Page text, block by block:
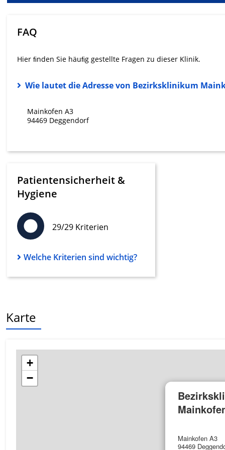
FAQ
Hier ﬁnden Sie häuﬁg gestellte Fragen zu dieser Klinik.
Wie lautet die Adresse von Bezirksklinikum
Mainkofen A3
94469 Deggendorf
Patientensicherheit &
Hygiene
29/29 Kriterien
Welche Kriterien sind wichtig?
Karte
Mainkofen A3
94469
+
−
Messung der Performance von Inhalten
verschiedenen Quellen
IAB-Besonderheiten:
Geräte anhand von aktiv angeforderten Informationen
Notwendig
Performance
Funktional